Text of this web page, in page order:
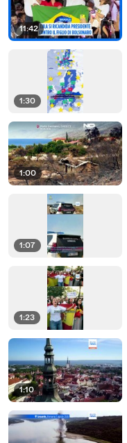
11:42
1:30
1:00
1:07
1:23
1:10